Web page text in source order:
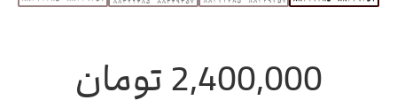
2,400,000 تومان